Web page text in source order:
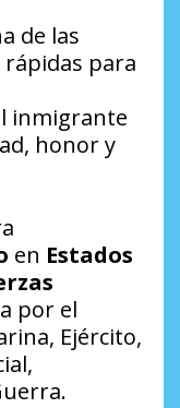
de las
para
inmigrante
honor y
en Estados
por el
Ejército,